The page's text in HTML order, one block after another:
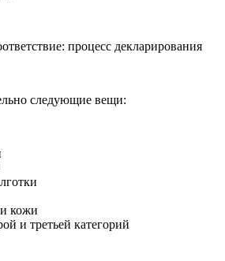
процесс декларирования
следующие вещи:
кожи
и третьей категорий